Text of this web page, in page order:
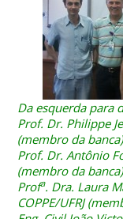
Da esquerda para
Prof. Dr. Philippe
(membro da banca)
Prof. Dr. Antônio
(membro da banca)
Profa. Dra. Laura
COPPE/UFRJ